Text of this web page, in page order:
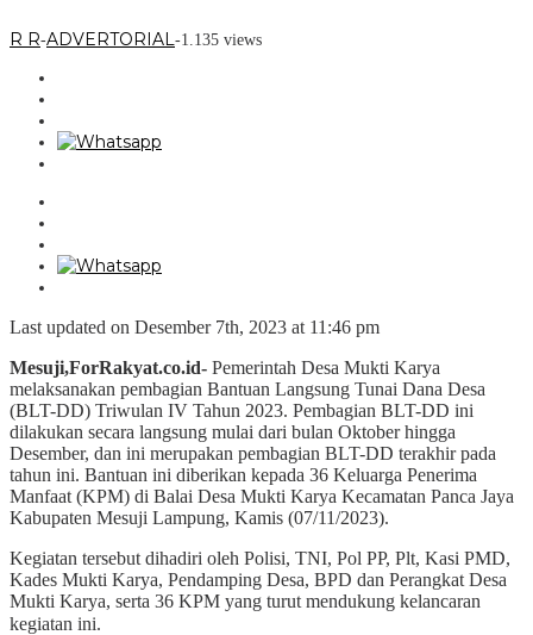
R R-ADVERTORIAL-1.135 views
Last updated on Desember 7th, 2023 at 11:46 pm
Mesuji,ForRakyat.co.id- Pemerintah Desa Mukti Karya
melaksanakan pembagian Bantuan Langsung Tunai Dana Desa
(BLT-DD) Triwulan IV Tahun 2023. Pembagian BLT-DD ini
dilakukan secara langsung mulai dari bulan Oktober hingga
Desember, dan ini merupakan pembagian BLT-DD terakhir pada
tahun ini. Bantuan ini diberikan kepada 36 Keluarga Penerima
Manfaat (KPM) di Balai Desa Mukti Karya Kecamatan Panca Jaya
Kabupaten Mesuji Lampung, Kamis (07/11/2023).
Kegiatan tersebut dihadiri oleh Polisi, TNI, Pol PP, Plt, Kasi PMD,
Kades Mukti Karya, Pendamping Desa, BPD dan Perangkat Desa
Mukti Karya, serta 36 KPM yang turut mendukung kelancaran
kegiatan ini.